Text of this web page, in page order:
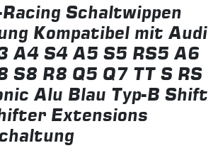
Schaltwippen
Kompatibel mit Audi
A4 S4 A5 S5 RS5 A6
S8 R8 Q5 Q7 TT S RS
Alu Blau Typ-B Shift
Extensions